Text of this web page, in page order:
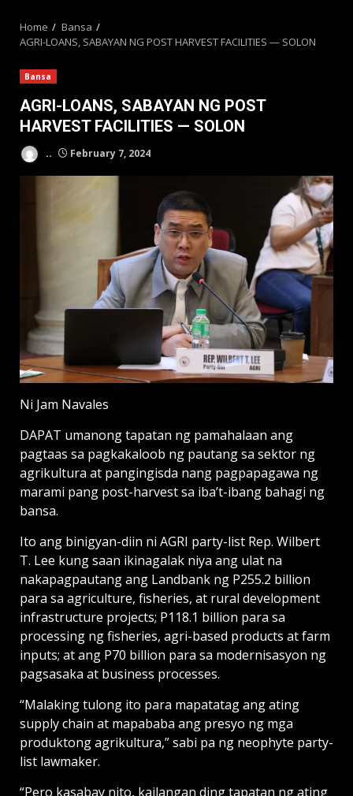
Home
Bansa
AGRI-LOANS, SABAYAN NG POST HARVEST FACILITIES — SOLON
Bansa
AGRI-LOANS, SABAYAN NG POST
HARVEST FACILITIES — SOLON
.. February 7, 2024
Ni Jam Navales
DAPAT umanong tapatan ng pamahalaan ang
pagtaas sa pagkakaloob ng pautang sa sektor ng
agrikultura at pangingisda nang pagpapagawa ng
marami pang post-harvest sa iba’t-ibang bahagi ng
bansa.
Ito ang binigyan-diin ni AGRI party-list Rep. Wilbert
T. Lee kung saan ikinagalak niya ang ulat na
nakapagpautang ang Landbank ng P255.2 billion
para sa agriculture, fisheries, at rural development
infrastructure projects; P118.1 billion para sa
processing ng fisheries, agri-based products at farm
inputs; at ang P70 billion para sa modernisasyon ng
pagsasaka at business processes.
“Malaking tulong ito para mapatatag ang ating
supply chain at mapababa ang presyo ng mga
produktong agrikultura,” sabi pa ng neophyte party-
list lawmaker.
“Pero kasabay nito, kailangan ding tapatan ng ating